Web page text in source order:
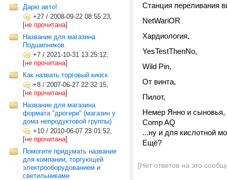
Дарю авто!
+27 / 2008-09-22 08:55:23,
[не прочитана]
Название для магазина
Подшипников.
+7 / 2021-10-31 13:25:12,
[не прочитана]
Как назвать торговый киоск
+8 / 2007-06-27 22:32:15,
[не прочитана]
Название для магазина
формата "дрогери" (магазин у
дома непродуктовой группы)
+10 / 2010-06-07 23:01:52,
[не прочитана]
Помогите придумать название
для компании, торгующей
электрооборудованием и
светильниками
Станция переливания
NetWariOR
Хардиология,
YesTestThenNo,
Wild Pin,
От винта,
Пилот,
Немер Янно и сыновья,
Comp AQ
...ну и для кислотной
Ещё?
[Нет ответов на это